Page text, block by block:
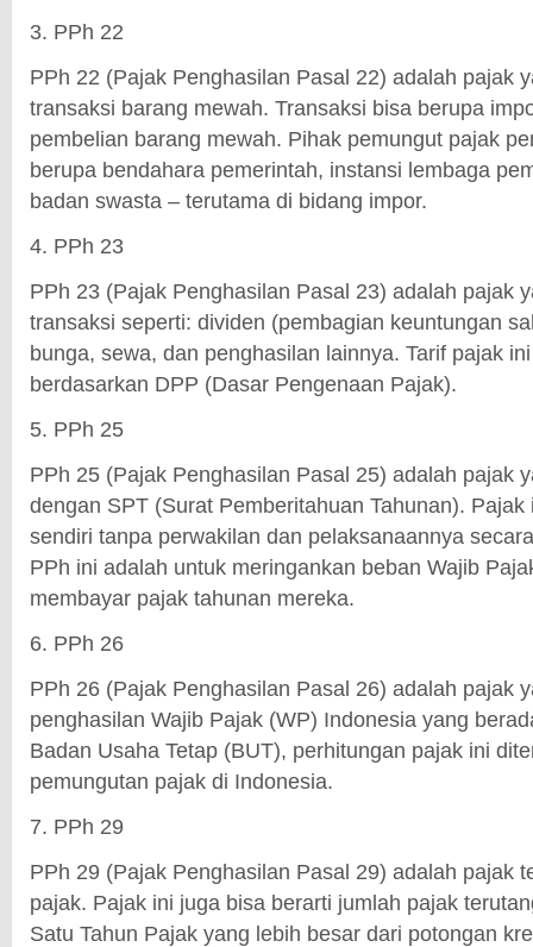
3. PPh 22
PPh 22 (Pajak Penghasilan Pasal 22) adalah pajak
transaksi barang mewah. Transaksi bisa berupa
pembelian barang mewah. Pihak pemungut pajak
berupa bendahara pemerintah, instansi lembaga
badan swasta – terutama di bidang impor.
4. PPh 23
PPh 23 (Pajak Penghasilan Pasal 23) adalah pajak
transaksi seperti: dividen (pembagian keuntungan
bunga, sewa, dan penghasilan lainnya. Tarif pajak
berdasarkan DPP (Dasar Pengenaan Pajak).
5. PPh 25
PPh 25 (Pajak Penghasilan Pasal 25) adalah pajak
dengan SPT (Surat Pemberitahuan Tahunan).
sendiri tanpa perwakilan dan pelaksanaannya
PPh ini adalah untuk meringankan beban Wajib
membayar pajak tahunan mereka.
6. PPh 26
PPh 26 (Pajak Penghasilan Pasal 26) adalah pajak
penghasilan Wajib Pajak (WP) Indonesia yang
Badan Usaha Tetap (BUT), perhitungan pajak ini
pemungutan pajak di Indonesia.
7. PPh 29
PPh 29 (Pajak Penghasilan Pasal 29) adalah pajak
pajak. Pajak ini juga bisa berarti jumlah pajak
Satu Tahun Pajak yang lebih besar dari potongan